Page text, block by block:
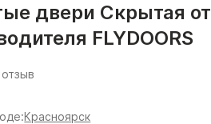
двери Скрытая от
FLYDOORS
отзыв
Красноярск